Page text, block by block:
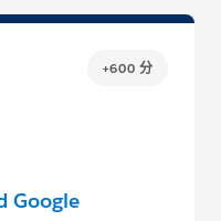
+600 分
Google